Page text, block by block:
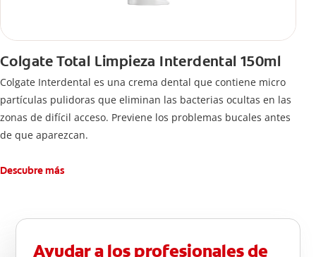
Colgate Total Limpieza Interdental 150ml
Colgate Interdental es una crema dental que contiene micro
partículas pulidoras que eliminan las bacterias ocultas en las
zonas de difícil acceso. Previene los problemas bucales antes
de que aparezcan.
Descubre más
Ayudar a los profesionales de